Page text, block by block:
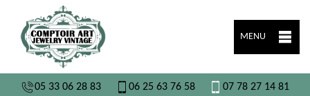
MENU
05 33 06 28 83 06 25 63 76 58 07 78 27 14 81